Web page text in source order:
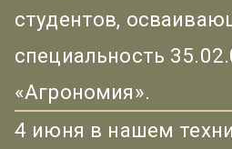
студентов,
специальность
«Агрономия».
4 июня в нашем